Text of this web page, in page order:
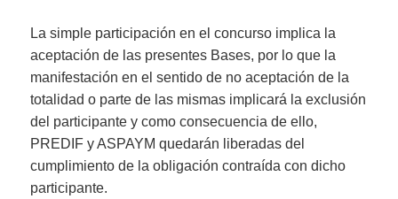
La simple participación en el concurso implica la
aceptación de las presentes Bases, por lo que la
manifestación en el sentido de no aceptación de la
totalidad o parte de las mismas implicará la exclusión
del participante y como consecuencia de ello,
PREDIF y ASPAYM quedarán liberadas del
cumplimiento de la obligación contraída con dicho
participante.